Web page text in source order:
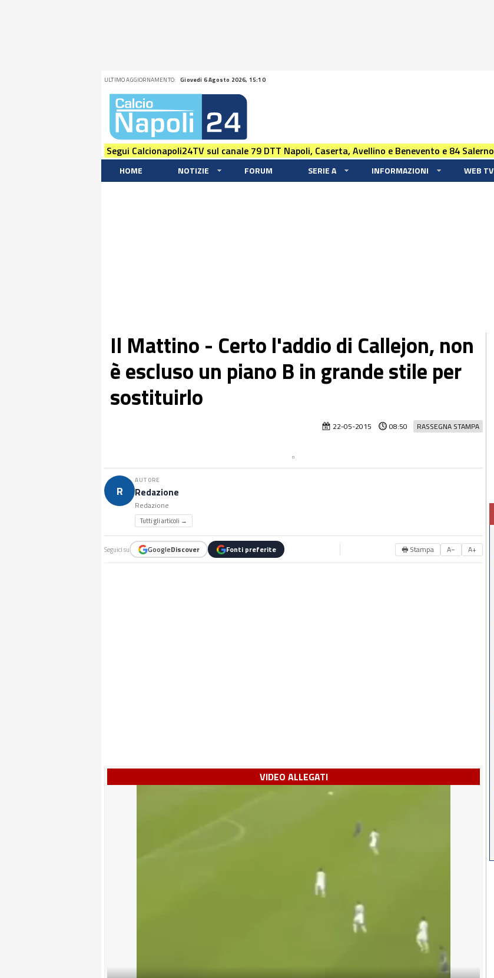
ULTIMO AGGIORNAMENTO: Giovedi 6 Agosto 2026, 15:10
Segui Calcionapoli24TV sul canale 79 DTT Napoli, Caserta, Avellino e Benevento e 84 Salerno
HOME NOTIZIE FORUM SERIE A INFORMAZIONI WEB TV
Il Mattino - Certo l'addio di Callejon, non
è escluso un piano B in grande stile per
sostituirlo
RASSEGNA STAMPA
22-05-2015 08:50
R
AUTORE
Redazione
Redazione
Tutti gli articoli →
Seguici su GoogleDiscover Fonti preferite 🖶 Stampa A− A+
VIDEO ALLEGATI